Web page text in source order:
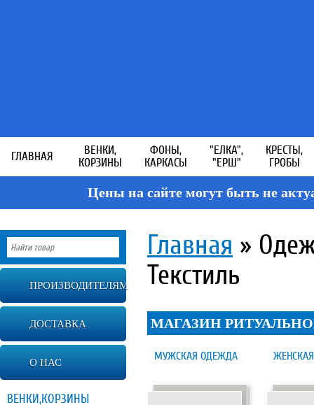
ГЛАВНАЯ
ВЕНКИ,
КОРЗИНЫ
ФОНЫ,
КАРКАСЫ
"ЕЛКА",
"ЕРШ"
КРЕСТЫ,
ГРОБЫ
Цены на сайте могут быть не
ПРОИЗВОДИТЕЛЯМ
ДОСТАВКА
О НАС
ВЕНКИ,КОРЗИНЫ
Главная »
Текстиль
МАГАЗИН
МУЖСКАЯ ОДЕЖДА